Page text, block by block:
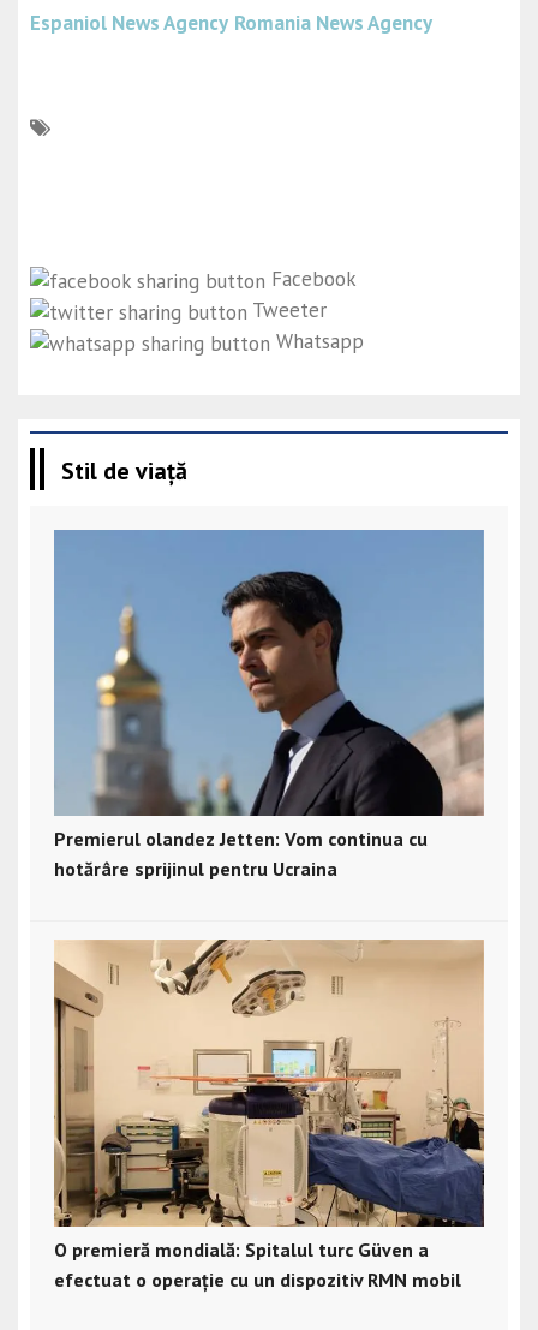
Espaniol News Agency Romania News Agency
Facebook
Tweeter
Whatsapp
Stil de viață
Premierul olandez Jetten: Vom continua cu
hotărâre sprijinul pentru Ucraina
O premieră mondială: Spitalul turc Güven a
efectuat o operație cu un dispozitiv RMN mobil